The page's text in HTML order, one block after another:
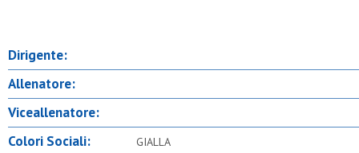
Dirigente:
Allenatore:
Viceallenatore:
Colori Sociali:
GIALLA